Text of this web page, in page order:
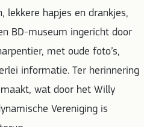
lekkere hapjes en drankjes,
BD-museum ingericht door
met oude foto’s,
informatie. Ter herinnering
wat door het Willy
Vereniging is